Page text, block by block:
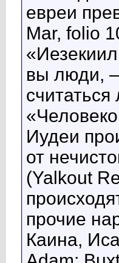
евреи
Mar, folio
вы люди,
Иудеи
от
(Yalkout
прочие
Каина,